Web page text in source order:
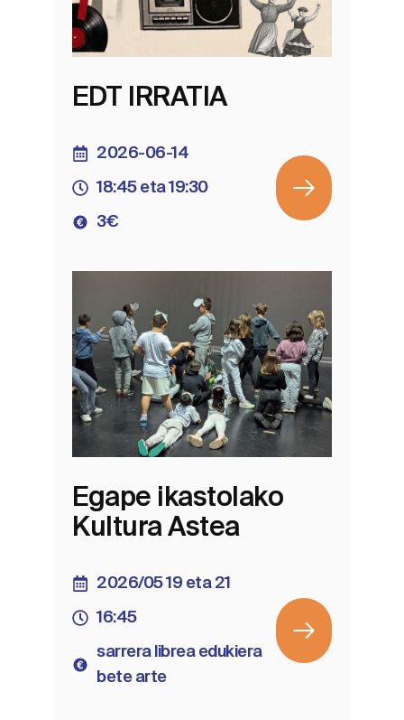
EDT IRRATIA
2026-06-14
18:45 eta 19:30
3€
Egape ikastolako
Kultura Astea
2026/05 19 eta 21
16:45
sarrera librea edukiera
bete arte